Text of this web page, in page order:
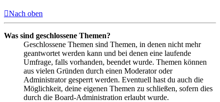
Nach oben
Was sind geschlossene Themen?
Geschlossene Themen sind Themen, in denen nicht mehr
geantwortet werden kann und bei denen eine laufende
Umfrage, falls vorhanden, beendet wurde. Themen können
aus vielen Gründen durch einen Moderator oder
Administrator gesperrt werden. Eventuell hast du auch die
Möglichkeit, deine eigenen Themen zu schließen, sofern dies
durch die Board-Administration erlaubt wurde.